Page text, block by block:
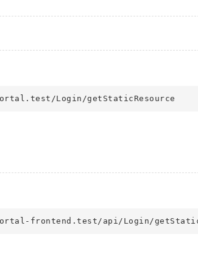
Login/getStaticResource